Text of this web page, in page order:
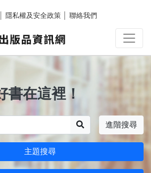
隱私權及安全政策 聯絡我們
書在這裡！
進階搜尋
主題搜尋